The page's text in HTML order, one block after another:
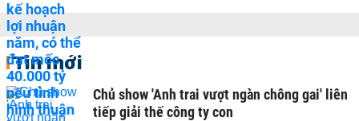
Tin mới
Chủ show 'Anh trai vượt ngàn chông gai' liên
tiếp giải thế công ty con